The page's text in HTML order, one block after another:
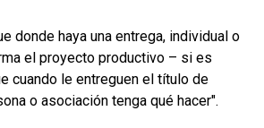
donde haya una entrega, individual o
el proyecto productivo – si es
cuando le entreguen el título de
o asociación tenga qué hacer".